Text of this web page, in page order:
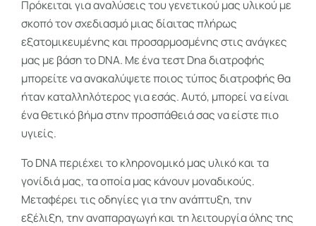
Πρόκειται για αναλύσεις του γενετικού μας υλικού με
σκοπό τον σχεδιασμό μιας δίαιτας πλήρως
εξατομικευμένης και προσαρμοσμένης στις ανάγκες
μας με βάση το DNA. Με ένα τεστ Dna διατροφής
μπορείτε να ανακαλύψετε ποιος τύπος διατροφής θα
ήταν καταλληλότερος για εσάς. Αυτό, μπορεί να είναι
ένα θετικό βήμα στην προσπάθειά σας να είστε πιο
υγιείς.
Το DNA περιέχει το κληρονομικό μας υλικό και τα
γονίδιά μας, τα οποία μας κάνουν μοναδικούς.
Μεταφέρει τις οδηγίες για την ανάπτυξη, την
εξέλιξη, την αναπαραγωγή και τη λειτουργία όλης της